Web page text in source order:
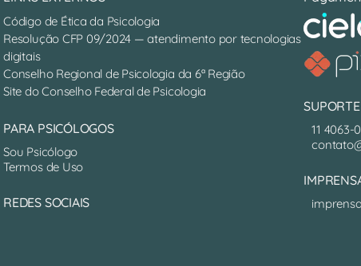
Código de Ética da Psicologia
Resolução CFP 09/2024 — atendimento por tecnologias
digitais
Conselho Regional de Psicologia da 6ª Região
Site do Conselho Federal de Psicologia
PARA PSICÓLOGOS
Sou Psicólogo
Termos de Uso
REDES SOCIAIS
SUPORTE
11 4063-